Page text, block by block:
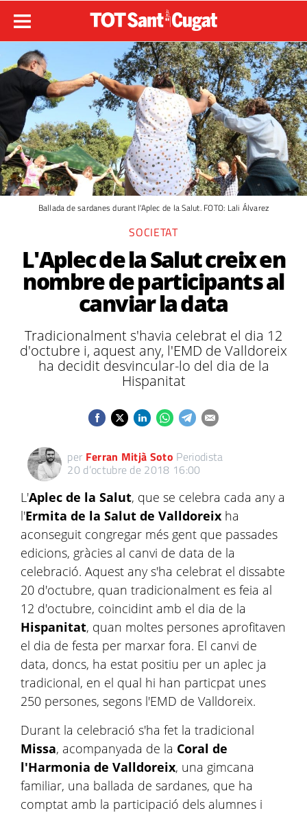
Ballada de sardanes durant l'Aplec de la Salut. FOTO: Lali Álvarez
SOCIETAT
L'Aplec de la Salut creix en
nombre de participants al
canviar la data
Tradicionalment s'havia celebrat el dia 12
d'octubre i, aquest any, l'EMD de Valldoreix
ha decidit desvincular-lo del dia de la
Hispanitat
per Ferran Mitjà Soto Periodista
20 d’octubre de 2018 16:00
L'Aplec de la Salut, que se celebra cada any a
l'Ermita de la Salut de Valldoreix ha
aconseguit congregar més gent que passades
edicions, gràcies al canvi de data de la
celebració. Aquest any s'ha celebrat el dissabte
20 d'octubre, quan tradicionalment es feia al
12 d'octubre, coincidint amb el dia de la
Hispanitat, quan moltes persones aprofitaven
el dia de festa per marxar fora. El canvi de
data, doncs, ha estat positiu per un aplec ja
tradicional, en el qual hi han particpat unes
250 persones, segons l'EMD de Valldoreix.
Durant la celebració s'ha fet la tradicional
Missa, acompanyada de la Coral de
l'Harmonia de Valldoreix, una gimcana
familiar, una ballada de sardanes, que ha
comptat amb la participació dels alumnes i